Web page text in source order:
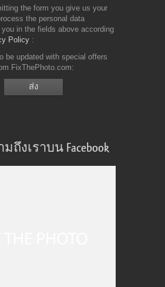
the form you give us your
the personal data
in the fields above according
Policy
be updated with special offers
FixThePhoto.com
ถึงเราบน Facebook